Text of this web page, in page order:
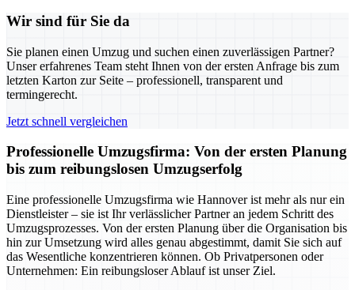
Wir sind für Sie da
Sie planen einen Umzug und suchen einen zuverlässigen Partner?
Unser erfahrenes Team steht Ihnen von der ersten Anfrage bis zum
letzten Karton zur Seite – professionell, transparent und
termingerecht.
Jetzt schnell vergleichen
Professionelle Umzugsfirma: Von der ersten Planung
bis zum reibungslosen Umzugserfolg
Eine professionelle Umzugsfirma wie Hannover ist mehr als nur ein
Dienstleister – sie ist Ihr verlässlicher Partner an jedem Schritt des
Umzugsprozesses. Von der ersten Planung über die Organisation bis
hin zur Umsetzung wird alles genau abgestimmt, damit Sie sich auf
das Wesentliche konzentrieren können. Ob Privatpersonen oder
Unternehmen: Ein reibungsloser Ablauf ist unser Ziel.